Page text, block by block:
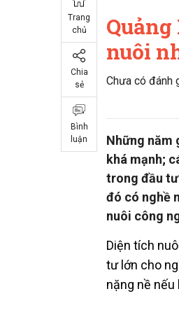
Trang
chủ
Chia
sẻ
Bình
luận
nuôi
Chưa có đánh
Những năm
khá mạnh;
trong đầu
đó có nghề
nuôi công
Diện tích
tư lớn cho
nặng nề